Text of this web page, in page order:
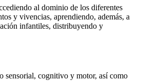
al dominio de los diferentes
y vivencias, aprendiendo, además, a
infantiles, distribuyendo y
sensorial, cognitivo y motor, así como